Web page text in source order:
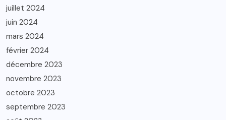
juillet 2024
juin 2024
mars 2024
février 2024
décembre 2023
novembre 2023
octobre 2023
septembre 2023